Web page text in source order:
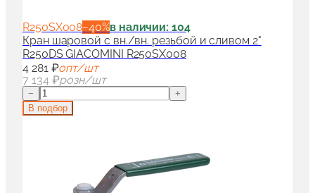
R250SX008−40%в наличии: 104
Кран шаровой с вн./вн. резьбой и сливом 2"
R250DS GIACOMINI R250SX008
4 281 ₽опт/шт
7 134 ₽розн/шт
−
+
В подбор